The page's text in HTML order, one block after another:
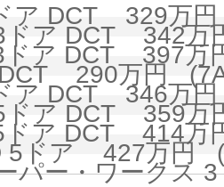
ア DCT 329万
ドア DCT 342万
ドア DCT 397万
DCT 290万円
ア DCT 346万
ドア DCT 359万
ドア DCT 414万
5ドア 427万円
パー・ワーク